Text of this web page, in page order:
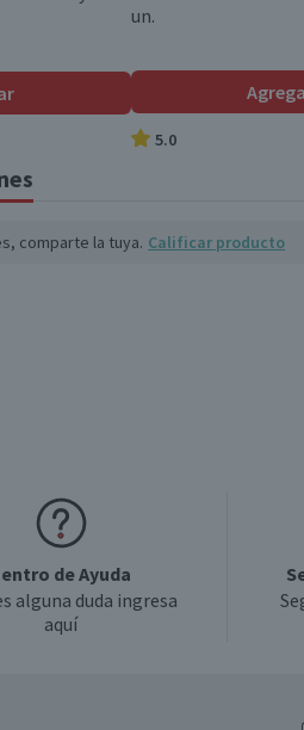
un.
5.0
comparte la tuya. Calificar producto
de Ayuda
alguna duda ingresa
aquí